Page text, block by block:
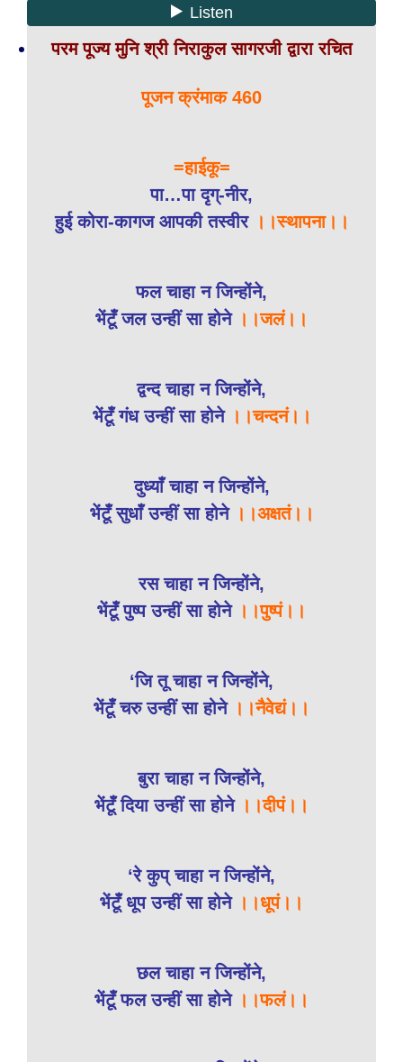
परम पूज्य मुनि श्री निराकुल सागरजी द्वारा रचित
पूजन क्रंमाक 460
=हाईकू=
पा…पा दृग्-नीर,
हुई कोरा-कागज आपकी तस्वीर ।।स्थापना।।
फल चाहा न जिन्होंने,
भेंटूँ जल उन्हीं सा होने ।।जलं।।
द्वन्द चाहा न जिन्होंने,
भेंटूँ गंध उन्हीं सा होने।।चन्दनं।।
दुध्याँ चाहा न जिन्होंने,
भेंटूँ सुधाँ उन्हीं सा होने ।।अक्षतं।।
रस चाहा न जिन्होंने,
भेंटूँ पुष्प उन्हीं सा होने ।।पुष्पं।।
‘जि तू चाहा न जिन्होंने,
भेंटूँ चरु उन्हीं सा होने ।।नैवेद्यं।।
बुरा चाहा न जिन्होंने,
भेंटूँ दिया उन्हीं सा होने ।।दीपं।।
‘रे कुप् चाहा न जिन्होंने,
भेंटूँ धूप उन्हीं सा होने ।।धूपं।।
छल चाहा न जिन्होंने,
भेंटूँ फल उन्हीं सा होने ।।फलं।।